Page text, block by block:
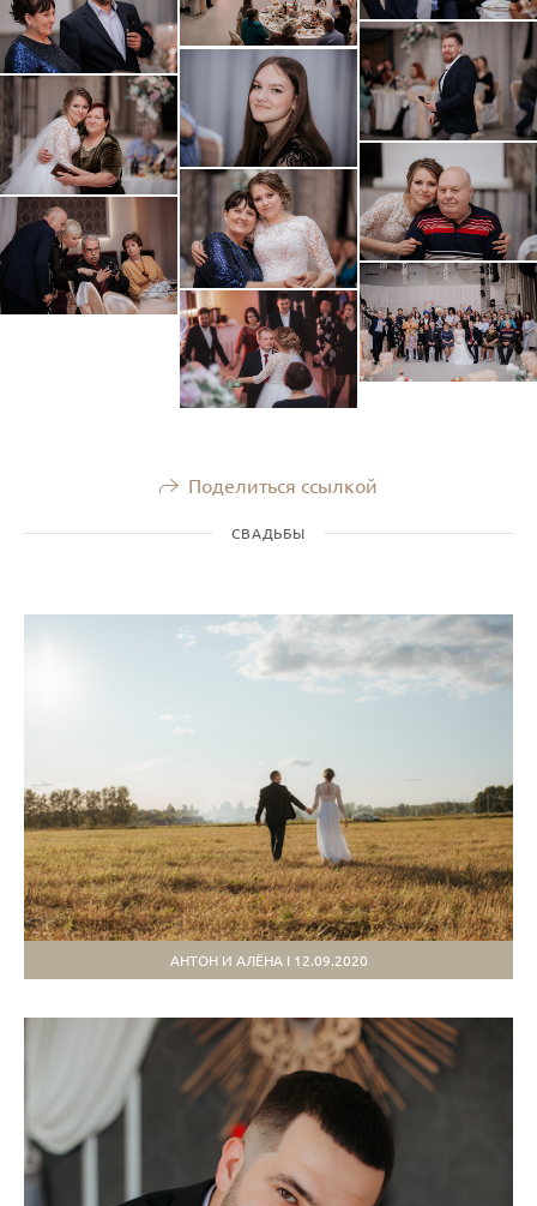
Поделиться ссылкой
СВАДЬБЫ
АНТОН И АЛЁНА I 12.09.2020